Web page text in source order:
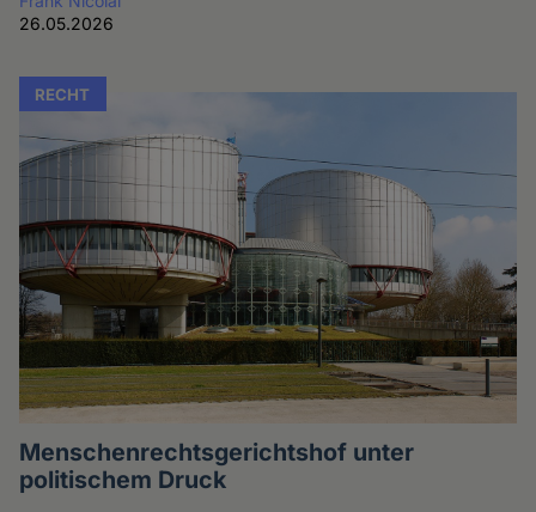
26.05.2026
RECHT
Menschenrechtsgerichtshof unter
politischem Druck